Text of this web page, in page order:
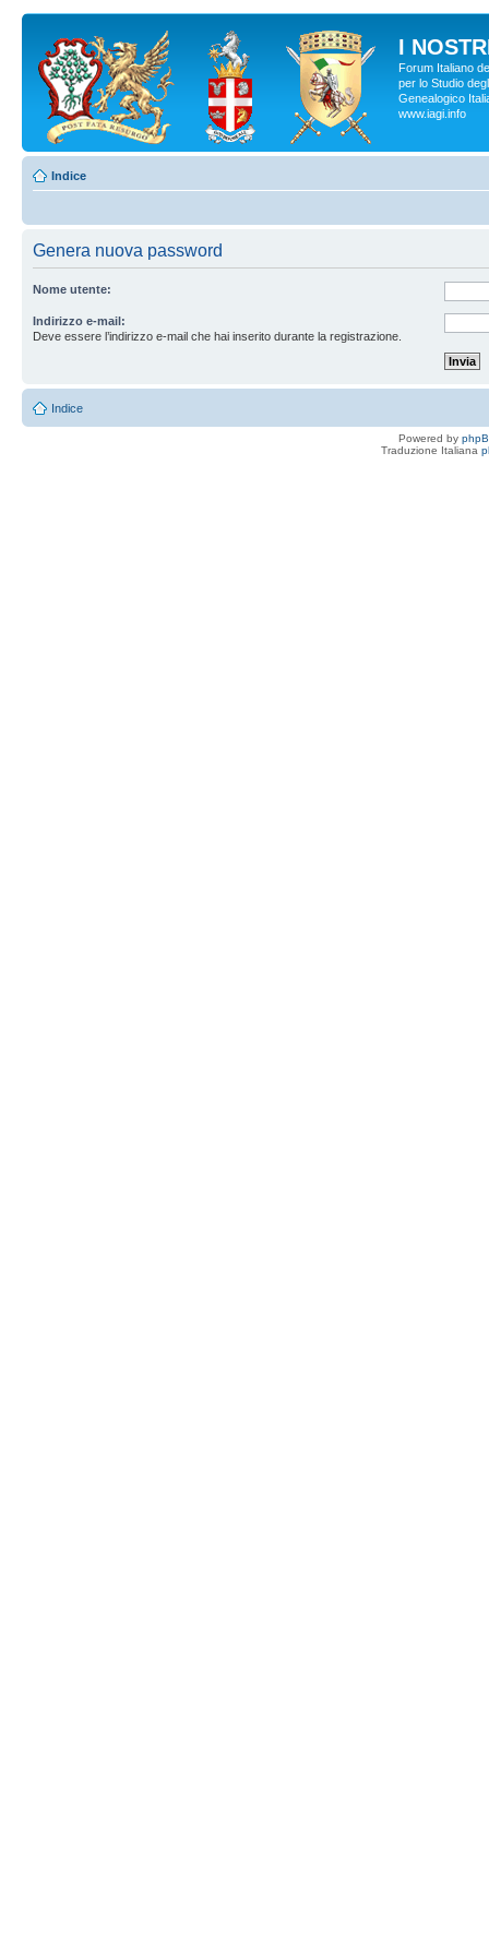
I
Forum Italiano
per lo Studio
Genealogico
www.iagi.info
Indice
Genera nuova password
Nome utente:
Indirizzo e-mail:
Deve essere l’indirizzo e-mail che hai inserito durante la registrazione.
Indice
Powered by
Traduzione Italiana